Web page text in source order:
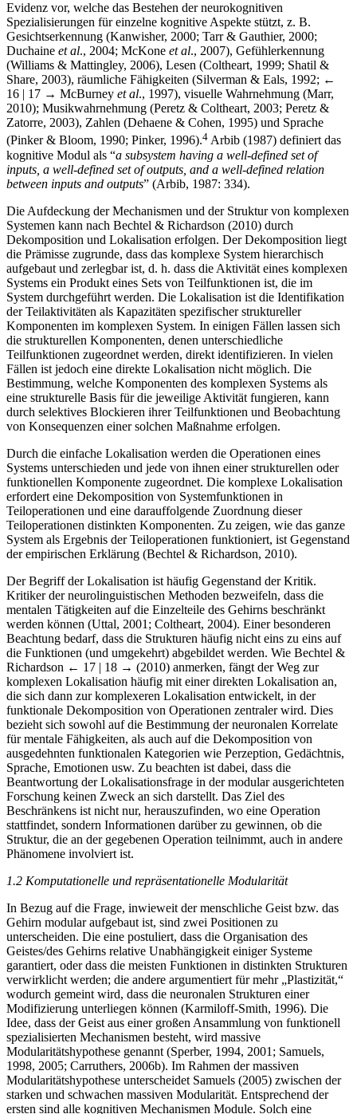
Evidenz vor, welche das Bestehen der neurokognitiven
Spezialisierungen für einzelne kognitive Aspekte stützt, z. B.
Gesichtserkennung (Kanwisher, 2000; Tarr & Gauthier, 2000;
Duchaine et al., 2004; McKone et al., 2007), Gefühlerkennung
(Williams & Mattingley, 2006), Lesen (Coltheart, 1999; Shatil &
Share, 2003), räumliche Fähigkeiten (Silverman & Eals, 1992; ←
16 | 17 → McBurney et al., 1997), visuelle Wahrnehmung (Marr,
2010); Musikwahrnehmung (Peretz & Coltheart, 2003; Peretz &
Zatorre, 2003), Zahlen (Dehaene & Cohen, 1995) und Sprache
(Pinker & Bloom, 1990; Pinker, 1996).4 Arbib (1987) definiert das
kognitive Modul als “a subsystem having a well-defined set of
inputs, a well-defined set of outputs, and a well-defined relation
between inputs and outputs” (Arbib, 1987: 334).
Die Aufdeckung der Mechanismen und der Struktur von komplexen
Systemen kann nach Bechtel & Richardson (2010) durch
Dekomposition und Lokalisation erfolgen. Der Dekomposition liegt
die Prämisse zugrunde, dass das komplexe System hierarchisch
aufgebaut und zerlegbar ist, d. h. dass die Aktivität eines komplexen
Systems ein Produkt eines Sets von Teilfunktionen ist, die im
System durchgeführt werden. Die Lokalisation ist die Identifikation
der Teilaktivitäten als Kapazitäten spezifischer struktureller
Komponenten im komplexen System. In einigen Fällen lassen sich
die strukturellen Komponenten, denen unterschiedliche
Teilfunktionen zugeordnet werden, direkt identifizieren. In vielen
Fällen ist jedoch eine direkte Lokalisation nicht möglich. Die
Bestimmung, welche Komponenten des komplexen Systems als
eine strukturelle Basis für die jeweilige Aktivität fungieren, kann
durch selektives Blockieren ihrer Teilfunktionen und Beobachtung
von Konsequenzen einer solchen Maßnahme erfolgen.
Durch die einfache Lokalisation werden die Operationen eines
Systems unterschieden und jede von ihnen einer strukturellen oder
funktionellen Komponente zugeordnet. Die komplexe Lokalisation
erfordert eine Dekomposition von Systemfunktionen in
Teiloperationen und eine darauffolgende Zuordnung dieser
Teiloperationen distinkten Komponenten. Zu zeigen, wie das ganze
System als Ergebnis der Teiloperationen funktioniert, ist Gegenstand
der empirischen Erklärung (Bechtel & Richardson, 2010).
Der Begriff der Lokalisation ist häufig Gegenstand der Kritik.
Kritiker der neurolinguistischen Methoden bezweifeln, dass die
mentalen Tätigkeiten auf die Einzelteile des Gehirns beschränkt
werden können (Uttal, 2001; Coltheart, 2004). Einer besonderen
Beachtung bedarf, dass die Strukturen häufig nicht eins zu eins auf
die Funktionen (und umgekehrt) abgebildet werden. Wie Bechtel &
Richardson ← 17 | 18 → (2010) anmerken, fängt der Weg zur
komplexen Lokalisation häufig mit einer direkten Lokalisation an,
die sich dann zur komplexeren Lokalisation entwickelt, in der
funktionale Dekomposition von Operationen zentraler wird. Dies
bezieht sich sowohl auf die Bestimmung der neuronalen Korrelate
für mentale Fähigkeiten, als auch auf die Dekomposition von
ausgedehnten funktionalen Kategorien wie Perzeption, Gedächtnis,
Sprache, Emotionen usw. Zu beachten ist dabei, dass die
Beantwortung der Lokalisationsfrage in der modular ausgerichteten
Forschung keinen Zweck an sich darstellt. Das Ziel des
Beschränkens ist nicht nur, herauszufinden, wo eine Operation
stattfindet, sondern Informationen darüber zu gewinnen, ob die
Struktur, die an der gegebenen Operation teilnimmt, auch in andere
Phänomene involviert ist.
1.2 Komputationelle und repräsentationelle Modularität
In Bezug auf die Frage, inwieweit der menschliche Geist bzw. das
Gehirn modular aufgebaut ist, sind zwei Positionen zu
unterscheiden. Die eine postuliert, dass die Organisation des
Geistes/des Gehirns relative Unabhängigkeit einiger Systeme
garantiert, oder dass die meisten Funktionen in distinkten Strukturen
verwirklicht werden; die andere argumentiert für mehr „Plastizität,“
wodurch gemeint wird, dass die neuronalen Strukturen einer
Modifizierung unterliegen können (Karmiloff-Smith, 1996). Die
Idee, dass der Geist aus einer großen Ansammlung von funktionell
spezialisierten Mechanismen besteht, wird massive
Modularitätshypothese genannt (Sperber, 1994, 2001; Samuels,
1998, 2005; Carruthers, 2006b). Im Rahmen der massiven
Modularitätshypothese unterscheidet Samuels (2005) zwischen der
starken und schwachen massiven Modularität. Entsprechend der
ersten sind alle kognitiven Mechanismen Module. Solch eine